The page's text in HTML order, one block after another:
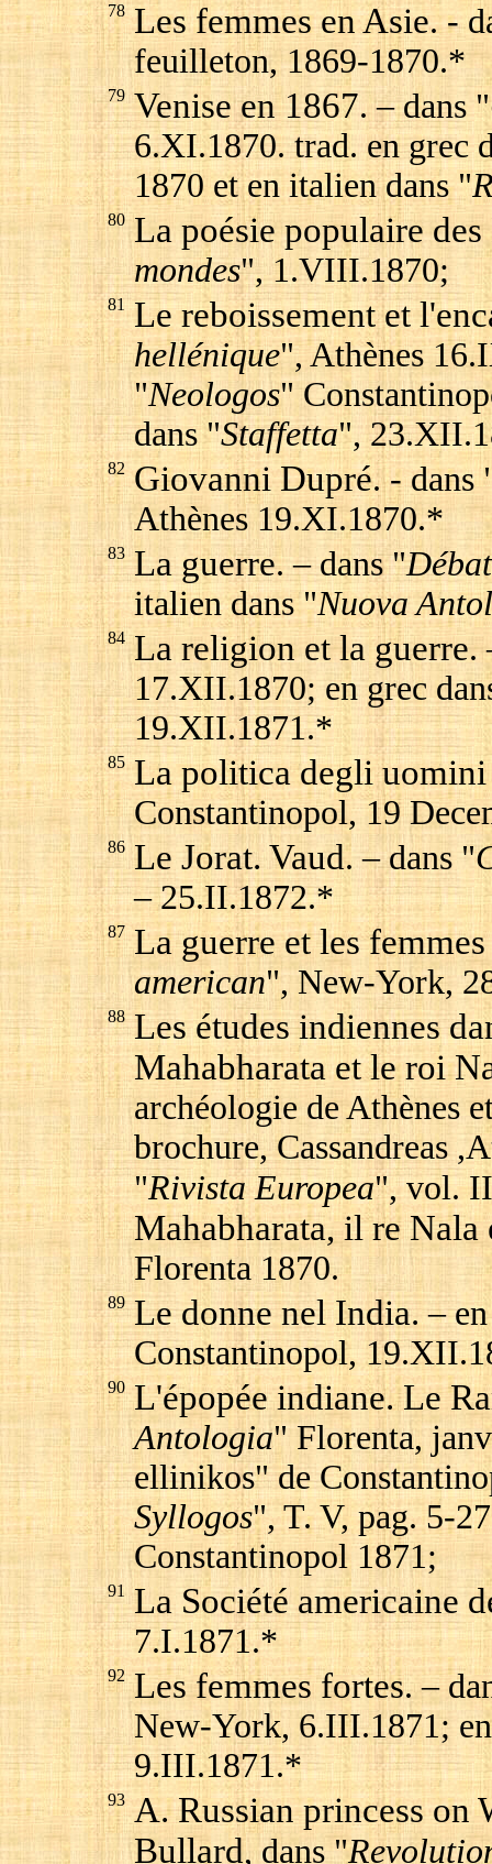
78 Les femmes en Asie. -
feuilleton, 1869-1870.*
79 Venise en 1867. – dans "
6.XI.1870. trad. en grec
1870 et en italien dans "
80 La poésie populaire
mondes", 1.VIII.1870;
81 Le reboissement et
hellénique", Athènes
"Neologos"
dans "Staffetta",
82 Giovanni Dupré. - dans
Athènes 19.XI.1870.*
83 La guerre. – dans "
italien dans "Nuova
84 La religion et la guerre.
17.XII.1870; en grec
19.XII.1871.*
85 La politica degli
Constantinopol, 19
86 Le Jorat. Vaud. – dans "
– 25.II.1872.*
87 La guerre et les
american", New-York,
88 Les études indiennes
Mahabharata et le roi
archéologie de Athènes
brochure, Cassandreas
"Rivista Europea", vol.
Mahabharata, il re
Florenta 1870.
89 Le donne nel India.– en
Constantinopol,
90 L'épopée indiane. Le
Antologia" Florenta,
ellinikos" de
Syllogos", T. V, pag. 5-
Constantinopol 1871;
91 La Société americaine
7.I.1871.*
92 Les femmes fortes. –
New-York, 6.III.1871;
9.III.1871.*
93 A. Russian princess on
Bullard, dans "